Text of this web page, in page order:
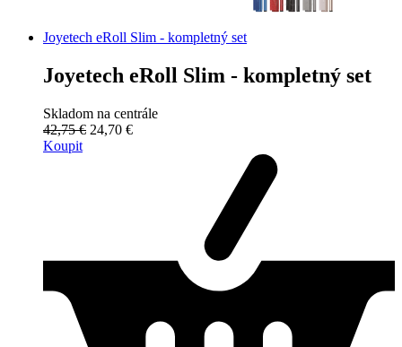
Joyetech eRoll Slim - kompletný set
Joyetech eRoll Slim - kompletný set
Skladom na centrále
42,75 € 24,70 €
Koupit